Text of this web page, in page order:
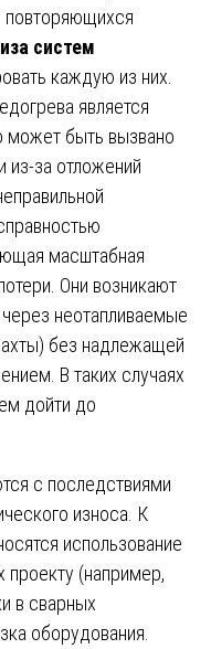
повторяющихся
систем
каждую из них.
является
может быть вызвано
за отложений
масштабная
Они возникают
неотапливаемые
без надлежащей
В таких случаях
дойти до
с последствиями
износа. К
использование
проекту (например,
в сварных
оборудования.